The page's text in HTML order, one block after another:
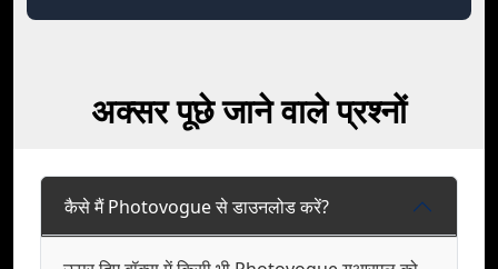
अक्सर पूछे जाने वाले प्रश्नों
कैसे मैं Photovogue से डाउनलोड करें?